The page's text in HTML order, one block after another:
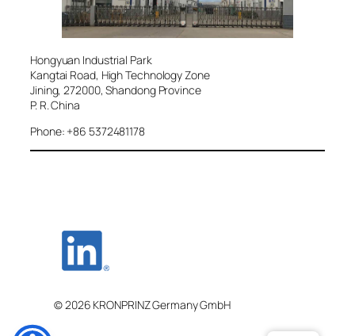
Hongyuan Industrial Park
Kangtai Road, High Technology Zone
Jining, 272000, Shandong Province
P. R. China
Phone: +86 5372481178
© 2026 KRONPRINZ Germany GmbH